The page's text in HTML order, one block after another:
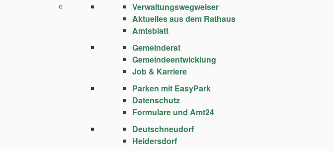
Verwaltungswegweiser
Aktuelles aus dem Rathaus
Amtsblatt
Gemeinderat
Gemeindeentwicklung
Job & Karriere
Parken mit EasyPark
Datenschutz
Formulare und Amt24
Deutschneudorf
Heidersdorf